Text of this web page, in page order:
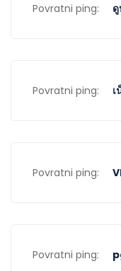
Povratni ping:
Povratni ping:
Povratni ping:
Povratni ping: